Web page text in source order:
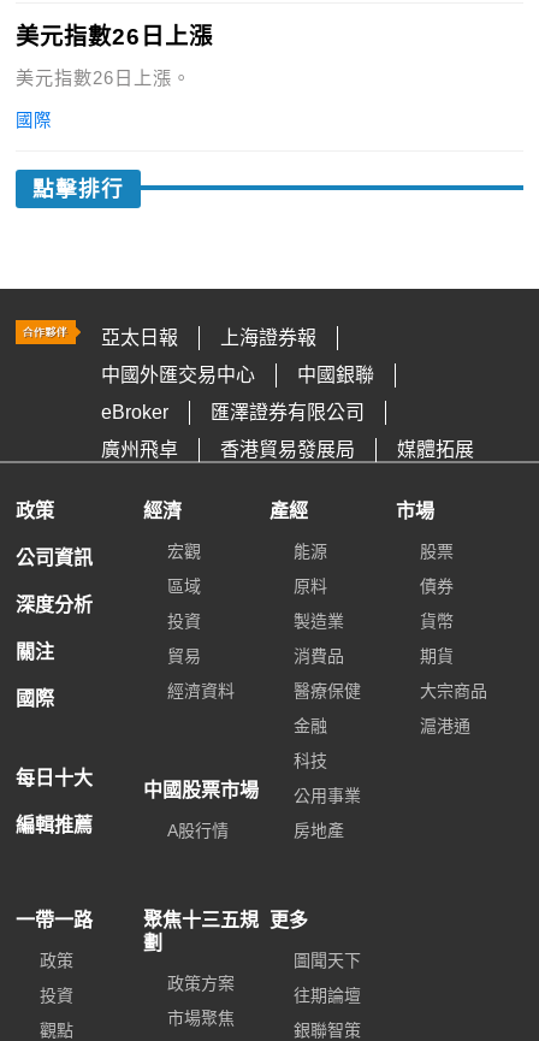
美元指數26日上漲
美元指數26日上漲。
國際
點擊排行
亞太日報
上海證券報
中國外匯交易中心
中國銀聯
eBroker
匯澤證券有限公司
廣州飛卓
香港貿易發展局 媒體拓展
政策
公司資訊
深度分析
關注
國際
每日十大
編輯推薦
經濟
宏觀
區域
投資
貿易
經濟資料
中國股票市場
A股行情
產經
能源
原料
製造業
消費品
醫療保健
金融
科技
公用事業
房地產
市場
股票
債券
貨幣
期貨
大宗商品
滬港通
一帶一路
政策
投資
觀點
聚焦十三五規
劃
政策方案
市場聚焦
更多
圖聞天下
往期論壇
銀聯智策